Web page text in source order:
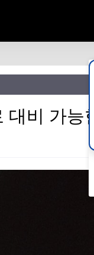
비 가능